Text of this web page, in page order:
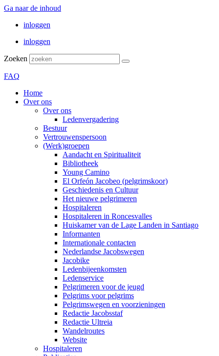
Ga naar de inhoud
inloggen
inloggen
Zoeken
FAQ
Home
Over ons
Over ons
Ledenvergadering
Bestuur
Vertrouwenspersoon
(Werk)groepen
Aandacht en Spiritualiteit
Bibliotheek
Young Camino
El Orfeón Jacobeo (pelgrimskoor)
Geschiedenis en Cultuur
Het nieuwe pelgrimeren
Hospitaleren
Hospitaleren in Roncesvalles
Huiskamer van de Lage Landen in Santiago
Informanten
Internationale contacten
Nederlandse Jacobswegen
Jacobike
Ledenbijeenkomsten
Ledenservice
Pelgrimeren voor de jeugd
Pelgrims voor pelgrims
Pelgrimswegen en voorzieningen
Redactie Jacobsstaf
Redactie Ultreia
Wandelroutes
Website
Hospitaleren